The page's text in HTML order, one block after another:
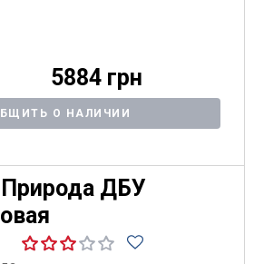
5884 грн
О НАЛИЧИИ
Природа ДБУ